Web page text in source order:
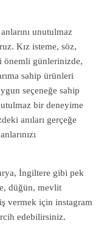
unutulmaz
Kız isteme, söz,
önemli günlerinizde,
sahip ürünleri
seçeneğe sahip
bir deneyime
anıları gerçeğe
İngiltere gibi pek
düğün, mevlit
vermek için instagram
edebilirsiniz.